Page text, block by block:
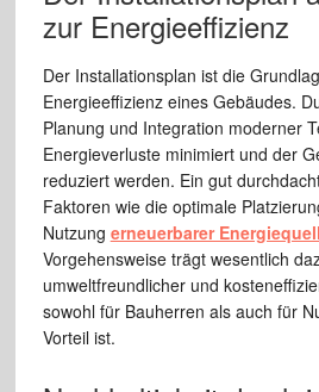
zur Energieeffizienz
Der Installationsplan ist die
Energieeffizienz eines Gebäudes.
Planung und Integration moderner
Energieverluste minimiert und der
reduziert werden. Ein gut
Faktoren wie die optimale
Nutzung erneuerbarer
Vorgehensweise trägt wesentlich
umweltfreundlicher und
sowohl für Bauherren als auch für
Vorteil ist.